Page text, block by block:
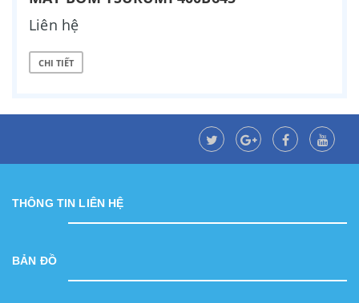
Liên hệ
CHI TIẾT
THÔNG TIN LIÊN HỆ
BẢN ĐỒ